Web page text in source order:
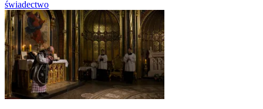
świadectwo